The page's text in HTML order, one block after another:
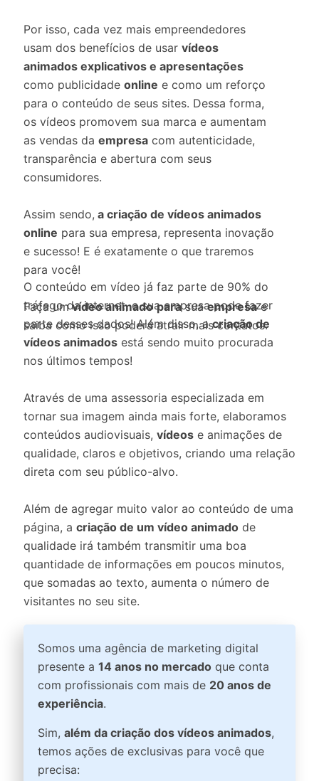
Por isso, cada vez mais empreendedores
usam dos benefícios de usar vídeos
animados explicativos e apresentações
como publicidade online e como um reforço
para o conteúdo de seus sites. Dessa forma,
os vídeos promovem sua marca e aumentam
as vendas da empresa com autenticidade,
transparência e abertura com seus
consumidores.
Assim sendo, a criação de vídeos animados
online para sua empresa, representa inovação
e sucesso! E é exatamente o que traremos
para você!
Faça umvídeo animado parasuaempresae
saiba como isso poderá atrair mais contatos.
O conteúdo em vídeo já faz parte de 90% do
tráfego da internet, e sua empresa pode fazer
parte desses dados! Além disso, acriação de
vídeos animados está sendo muito procurada
nos últimos tempos!
Através de uma assessoria especializada em
tornar sua imagem ainda mais forte, elaboramos
conteúdos audiovisuais, vídeos e animações de
qualidade, claros e objetivos, criando uma relação
direta com seu público-alvo.
Além de agregar muito valor ao conteúdo de uma
página, a criação de um vídeo animado de
qualidade irá também transmitir uma boa
quantidade de informações em poucos minutos,
que somadas ao texto, aumenta o número de
visitantes no seu site.
Somos uma agência de marketing digital
presente a 14 anos no mercado que conta
com profissionais com mais de 20 anos de
experiência.
Sim, além da criação dos vídeos animados,
temos ações de exclusivas para você que
precisa: